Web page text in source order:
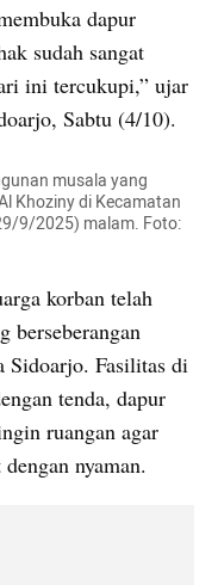
dapur
sudah sangat
ini tercukupi,” ujar
Sabtu (4/10).
musala yang
Khoziny di Kecamatan
9/2025) malam. Foto:
korban telah
berseberangan
Sidoarjo. Fasilitas di
tenda, dapur
ruangan agar
nyaman.